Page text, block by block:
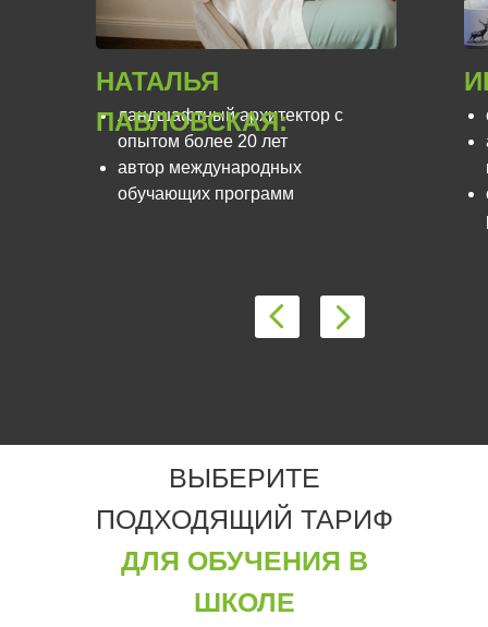
ландшафтный архитектор с
опытом более 20 лет
автор международных
обучающих программ
НАТАЛЬЯ
ПАВЛОВСКАЯ:
ВЫБЕРИТЕ
ПОДХОДЯЩИЙ ТАРИФ
ДЛЯ ОБУЧЕНИЯ В
ШКОЛЕ